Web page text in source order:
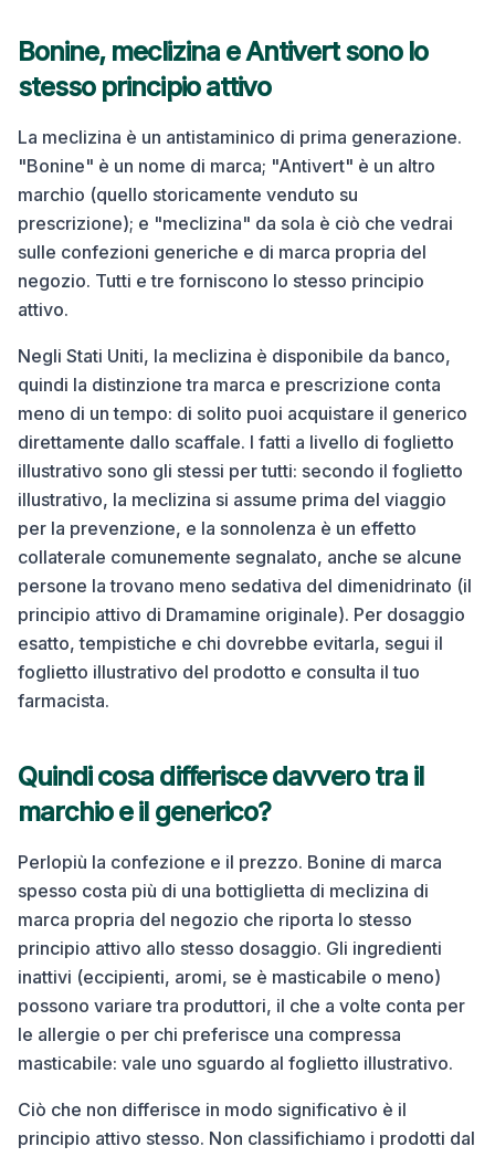
Bonine, meclizina e Antivert sono lo
stesso principio attivo
La meclizina è un antistaminico di prima generazione.
"Bonine" è un nome di marca; "Antivert" è un altro
marchio (quello storicamente venduto su
prescrizione); e "meclizina" da sola è ciò che vedrai
sulle confezioni generiche e di marca propria del
negozio. Tutti e tre forniscono lo stesso principio
attivo.
Negli Stati Uniti, la meclizina è disponibile da banco,
quindi la distinzione tra marca e prescrizione conta
meno di un tempo: di solito puoi acquistare il generico
direttamente dallo scaffale. I fatti a livello di foglietto
illustrativo sono gli stessi per tutti: secondo il foglietto
illustrativo, la meclizina si assume prima del viaggio
per la prevenzione, e la sonnolenza è un effetto
collaterale comunemente segnalato, anche se alcune
persone la trovano meno sedativa del dimenidrinato (il
principio attivo di Dramamine originale). Per dosaggio
esatto, tempistiche e chi dovrebbe evitarla, segui il
foglietto illustrativo del prodotto e consulta il tuo
farmacista.
Quindi cosa differisce davvero tra il
marchio e il generico?
Perlopiù la confezione e il prezzo. Bonine di marca
spesso costa più di una bottiglietta di meclizina di
marca propria del negozio che riporta lo stesso
principio attivo allo stesso dosaggio. Gli ingredienti
inattivi (eccipienti, aromi, se è masticabile o meno)
possono variare tra produttori, il che a volte conta per
le allergie o per chi preferisce una compressa
masticabile: vale uno sguardo al foglietto illustrativo.
Ciò che non differisce in modo significativo è il
principio attivo stesso. Non classifichiamo i prodotti dal